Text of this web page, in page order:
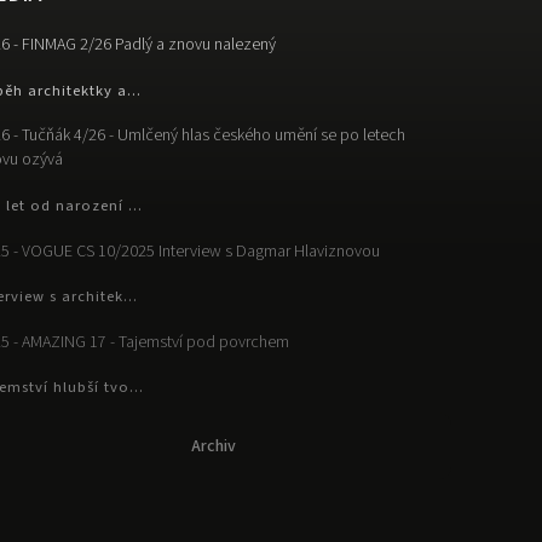
- FINMAG 2/26 Padlý a znovu nalezený
architektky a...
- Tučňák 4/26 - Umlčený hlas českého umění se po letech
ozývá
let od narození ...
- VOGUE CS 10/2025 Interview s Dagmar Hlaviznovou
s architek...
- AMAZING 17 - Tajemství pod povrchem
hlubší tvo...
Archiv